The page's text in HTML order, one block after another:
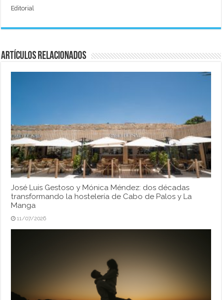
Editorial
Artículos relacionados
José Luis Gestoso y Mónica Méndez: dos décadas
transformando la hostelería de Cabo de Palos y La
Manga
11/07/2026